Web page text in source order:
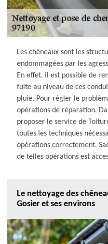
Les chêneaux sont les
endommagées par les
En effet, il est possible de
fuite au niveau de ces
pluie. Pour régler le
opérations de réparation.
proposer le service de
toutes les techniques
opérations correctement.
de telles opérations est
Le nettoyage des
Gosier et ses environs